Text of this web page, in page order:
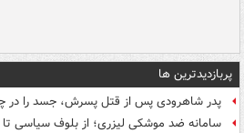
پربازدیدترین ها
پدر شاهرودی پس از قتل پسرش، جسد را در
سامانه ضد موشکی لیزری؛ از بلوف سیاسی تا